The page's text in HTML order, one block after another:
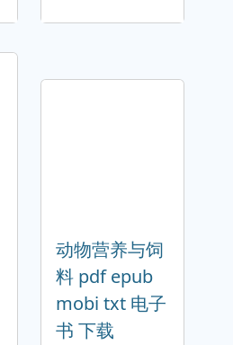
动物营养与饲
料 pdf epub
mobi txt 电子
书 下载